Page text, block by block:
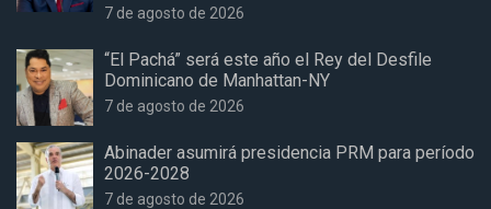
7 de agosto de 2026
“El Pachá” será este año el Rey del Desfile
Dominicano de Manhattan-NY
7 de agosto de 2026
Abinader asumirá presidencia PRM para período
2026-2028
7 de agosto de 2026